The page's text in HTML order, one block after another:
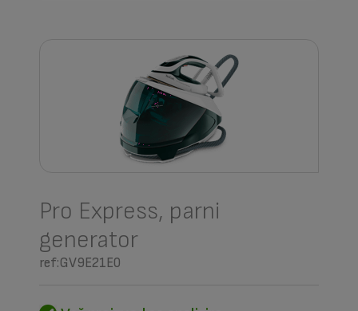
Pro Express, parni
generator
ref:GV9E21E0